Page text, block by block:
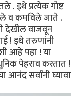
. इथे प्रत्येक गोष्ट
व कमविले जाते .
देखील वाजवून
! इथे तरुणांनी
आहे पहा ! या
पेहराव करतात !
आनंद सर्वांनी घ्यावा